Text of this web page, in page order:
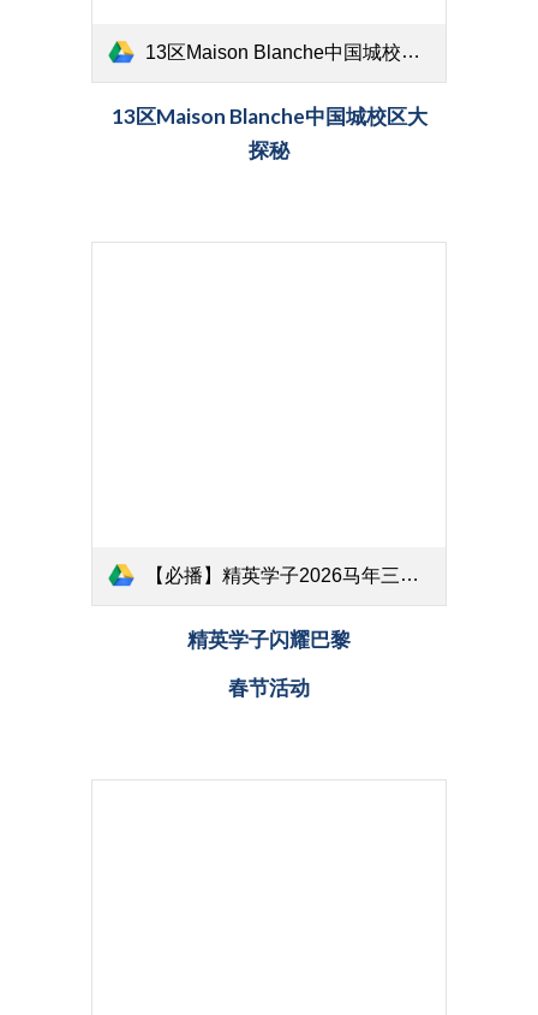
13区Maison Blanche中国城校区大探秘.mov
13区Maison Blanche中国城校区大
探秘
【必播】精英学子2026马年三场春节演出.mp4
精英学子闪耀巴黎
春节活动